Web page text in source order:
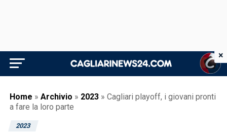
Home » Archivio » 2023 » Cagliari playoff, i giovani pronti
a fare la loro parte
2023
×